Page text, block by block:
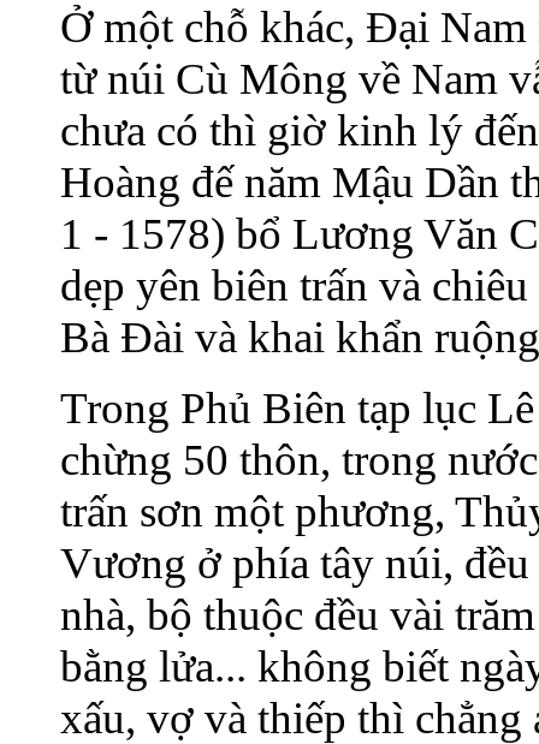
Ở một chỗ khác, Đại
từ núi Cù Mông về Nam
chưa có thì giờ kinh lý
Hoàng đế năm Mậu Dần
1 - 1578) bổ Lương Văn
dẹp yên biên trấn và
Bà Đài và khai khẩn
Trong Phủ Biên tạp lục
chừng 50 thôn, trong
trấn sơn một phương,
Vương ở phía tây núi,
nhà, bộ thuộc đều vài
bằng lửa... không biết
xấu, vợ và thiếp thì chẳng